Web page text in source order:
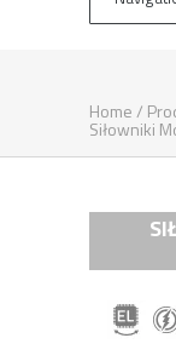
Home/
Siłowniki